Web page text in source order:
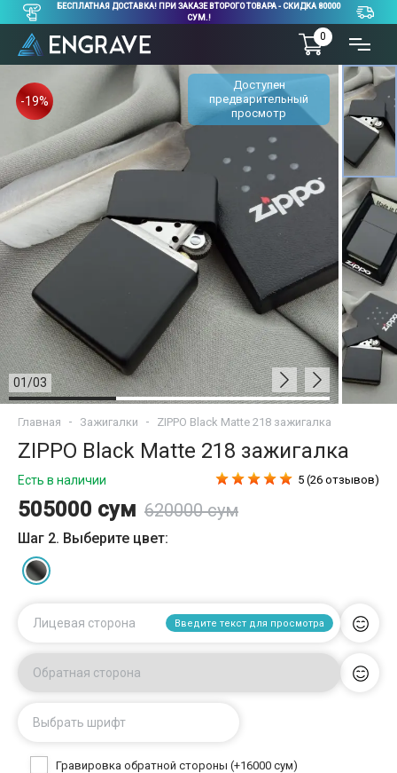
БЕСПЛАТНАЯ ДОСТАВКА! ПРИ ЗАКАЗЕ ВТОРОГО ТОВАРА - СКИДКА 80000
СУМ.!
0
Доступен
предварительный
просмотр
-19%
01/03
Главная Зажигалки ZIPPO Black Matte 218 зажигалка
ZIPPO Black Matte 218 зажигалка
Есть в наличии
505000 сум 620000 сум
5 (26 отзывов)
Шаг 2. Выберите цвет:
Лицевая сторона Введите текст для просмотра
Обратная сторона
Выбрать шрифт
Гравировка обратной стороны (+16000 сум)